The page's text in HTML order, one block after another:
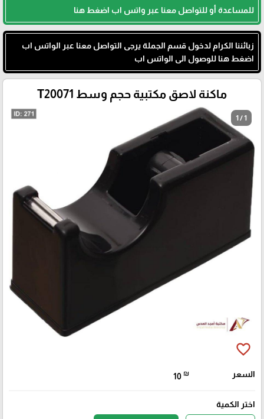
للمساعدة أو للتواصل معنا عبر واتس اب اضغط هنا
زبائننا الكرام لدخول قسم الجملة يرجى التواصل معنا عبر الواتس اب
اضغط هنا للوصول الى الواتس اب
ماكنة لاصق مكتبية حجم وسط T20071
1 / 1
favorite_border
السعر 10 ₪
اختر الكمية